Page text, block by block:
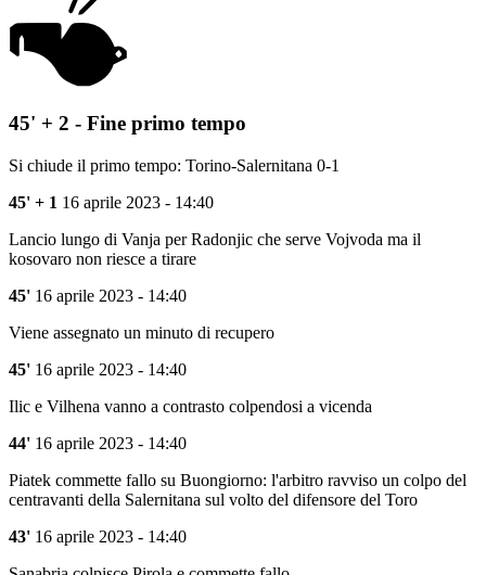
45' + 2 - Fine primo tempo
Si chiude il primo tempo: Torino-Salernitana 0-1
45' + 1 16 aprile 2023 - 14:40
Lancio lungo di Vanja per Radonjic che serve Vojvoda ma il
kosovaro non riesce a tirare
45' 16 aprile 2023 - 14:40
Viene assegnato un minuto di recupero
45' 16 aprile 2023 - 14:40
Ilic e Vilhena vanno a contrasto colpendosi a vicenda
44' 16 aprile 2023 - 14:40
Piatek commette fallo su Buongiorno: l'arbitro ravviso un colpo del
centravanti della Salernitana sul volto del difensore del Toro
43' 16 aprile 2023 - 14:40